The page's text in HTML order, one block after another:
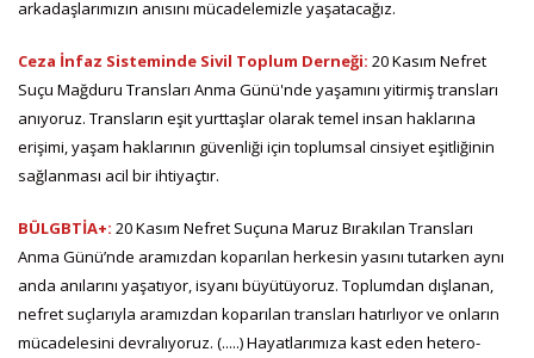
arkadaşlarımızın anısını mücadelemizle yaşatacağız.
Ceza İnfaz Sisteminde Sivil Toplum Derneği: 20 Kasım Nefret
Suçu Mağduru Transları Anma Günü'nde yaşamını yitirmiş transları
anıyoruz. Transların eşit yurttaşlar olarak temel insan haklarına
erişimi, yaşam haklarının güvenliği için toplumsal cinsiyet eşitliğinin
sağlanması acil bir ihtiyaçtır.
BÜLGBTİA+: 20 Kasım Nefret Suçuna Maruz Bırakılan Transları
Anma Günü’nde aramızdan koparılan herkesin yasını tutarken aynı
anda anılarını yaşatıyor, isyanı büyütüyoruz. Toplumdan dışlanan,
nefret suçlarıyla aramızdan koparılan transları hatırlıyor ve onların
mücadelesini devralıyoruz. (.....) Hayatlarımıza kast eden hetero-